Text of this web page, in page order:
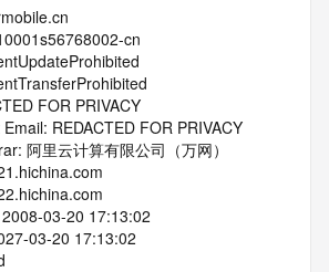
cn
FOR PRIVACY
REDACTED FOR PRIVACY
阿里云计算有限公司（万网）
03-20 17:13:02
03-20 17:13:02